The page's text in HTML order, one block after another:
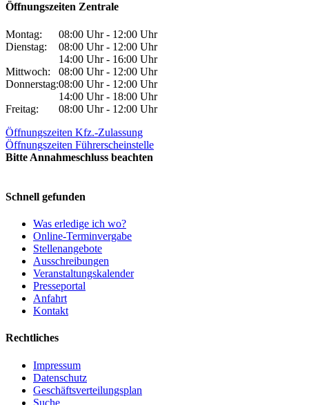
Öffnungszeiten Zentrale
Montag:
08:00 Uhr - 12:00 Uhr
Dienstag:
08:00 Uhr - 12:00 Uhr
14:00 Uhr - 16:00 Uhr
Mittwoch:
08:00 Uhr - 12:00 Uhr
Donnerstag:08:00 Uhr - 12:00 Uhr
14:00 Uhr - 18:00 Uhr
Freitag:
08:00 Uhr - 12:00 Uhr
Öffnungszeiten Kfz.-Zulassung
Öffnungszeiten Führerscheinstelle
Bitte Annahmeschluss beachten
Schnell gefunden
Was erledige ich wo?
Online-Terminvergabe
Stellenangebote
Ausschreibungen
Veranstaltungskalender
Presseportal
Anfahrt
Kontakt
Rechtliches
Impressum
Datenschutz
Geschäftsverteilungsplan
Suche